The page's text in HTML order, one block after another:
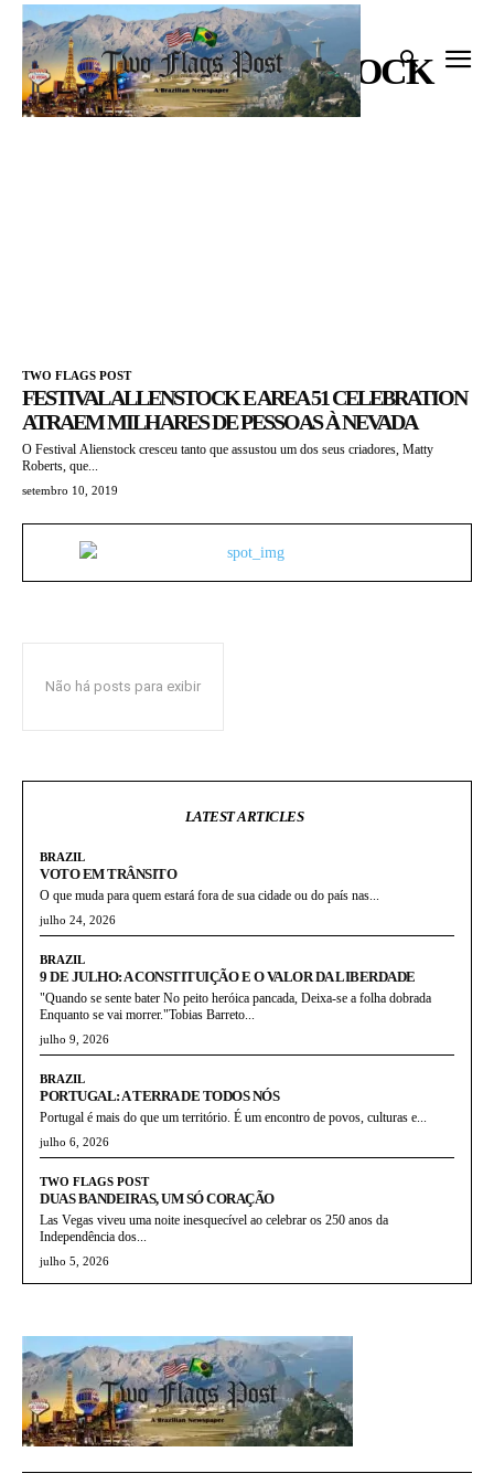
Início Tags Festival Allenstock
FESTIVAL ALLENSTOCK
TWO FLAGS POST
FESTIVAL ALLENSTOCK E AREA 51 CELEBRATION
ATRAEM MILHARES DE PESSOAS À NEVADA
O Festival Alienstock cresceu tanto que assustou um dos seus criadores, Matty
Roberts, que...
setembro 10, 2019
Não há posts para exibir
LATEST ARTICLES
BRAZIL
VOTO EM TRÂNSITO
O que muda para quem estará fora de sua cidade ou do país nas...
julho 24, 2026
BRAZIL
9 DE JULHO: A CONSTITUIÇÃO E O VALOR DA LIBERDADE
"Quando se sente bater No peito heróica pancada, Deixa-se a folha dobrada
Enquanto se vai morrer."Tobias Barreto...
julho 9, 2026
BRAZIL
PORTUGAL: A TERRA DE TODOS NÓS
Portugal é mais do que um território. É um encontro de povos, culturas e...
julho 6, 2026
TWO FLAGS POST
DUAS BANDEIRAS, UM SÓ CORAÇÃO
Las Vegas viveu uma noite inesquecível ao celebrar os 250 anos da
Independência dos...
julho 5, 2026